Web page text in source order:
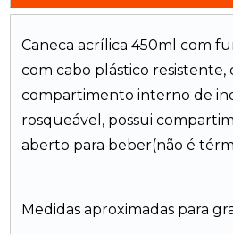
Caneca acrílica 450ml com
com cabo plástico resistente,
compartimento interno de
rosqueável, possui
aberto para beber(não é
Medidas aproximadas para